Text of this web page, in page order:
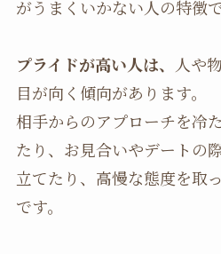
がうまくいかない人の特徴で
プライドが高い人は、 人や
目が向く傾向があります。
相手からのアプローチを冷
たり、お見合いやデートの
立てたり、高慢な態度を取
です。